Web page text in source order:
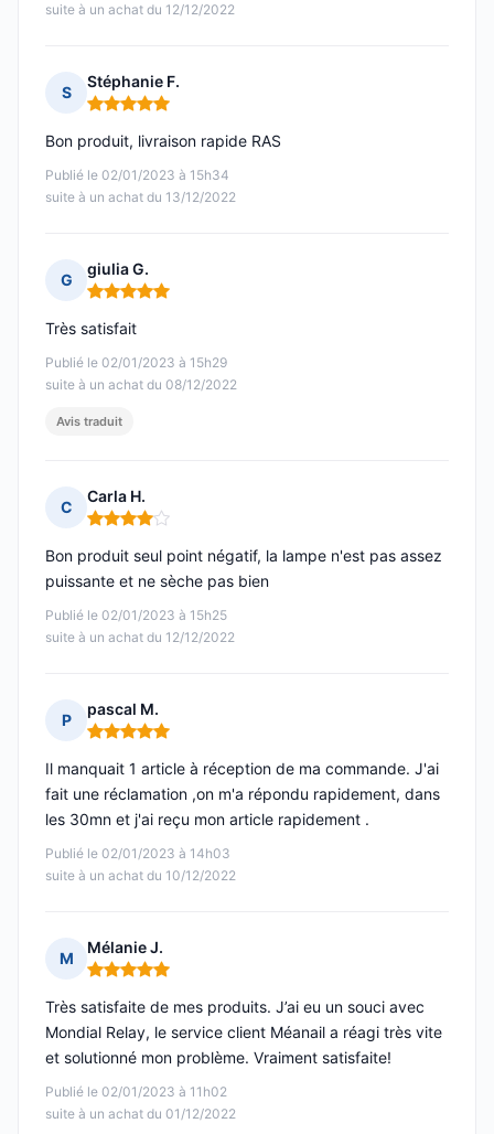
suite à un achat du 12/12/2022
S
Stéphanie F.
Note : 5 sur 5
Publié le 02/01/2023 à 15h34
suite à un achat du 13/12/2022
Bon produit, livraison rapide RAS
G
giulia G.
Note : 5 sur 5
Publié le 02/01/2023 à 15h29
suite à un achat du 08/12/2022
Très satisfait
Avis traduit
C
Carla H.
Note : 4 sur 5
Publié le 02/01/2023 à 15h25
suite à un achat du 12/12/2022
Bon produit seul point négatif, la lampe n'est pas assez
puissante et ne sèche pas bien
P
pascal M.
Note : 5 sur 5
Publié le 02/01/2023 à 14h03
suite à un achat du 10/12/2022
Il manquait 1 article à réception de ma commande. J'ai
fait une réclamation ,on m'a répondu rapidement, dans
les 30mn et j'ai reçu mon article rapidement .
M
Mélanie J.
Note : 5 sur 5
Publié le 02/01/2023 à 11h02
suite à un achat du 01/12/2022
Très satisfaite de mes produits. J’ai eu un souci avec
Mondial Relay, le service client Méanail a réagi très vite
et solutionné mon problème. Vraiment satisfaite!